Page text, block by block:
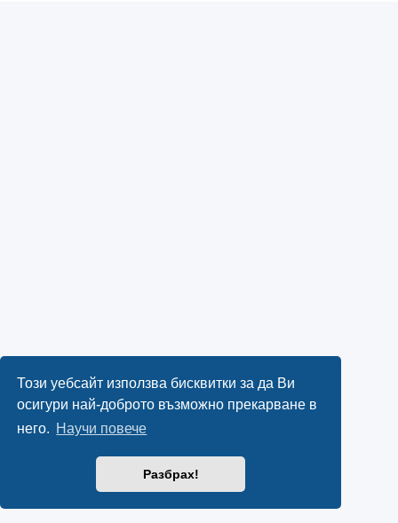
Този уебсайт използва бисквитки за да Ви
осигури най-доброто възможно прекарване в
него. Научи повече
Разбрах!